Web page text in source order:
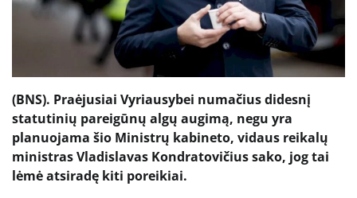
(BNS). Praėjusiai Vyriausybei numačius didesnį
statutinių pareigūnų algų augimą, negu yra
planuojama šio Ministrų kabineto, vidaus reikalų
ministras Vladislavas Kondratovičius sako, jog tai
lėmė atsiradę kiti poreikiai.